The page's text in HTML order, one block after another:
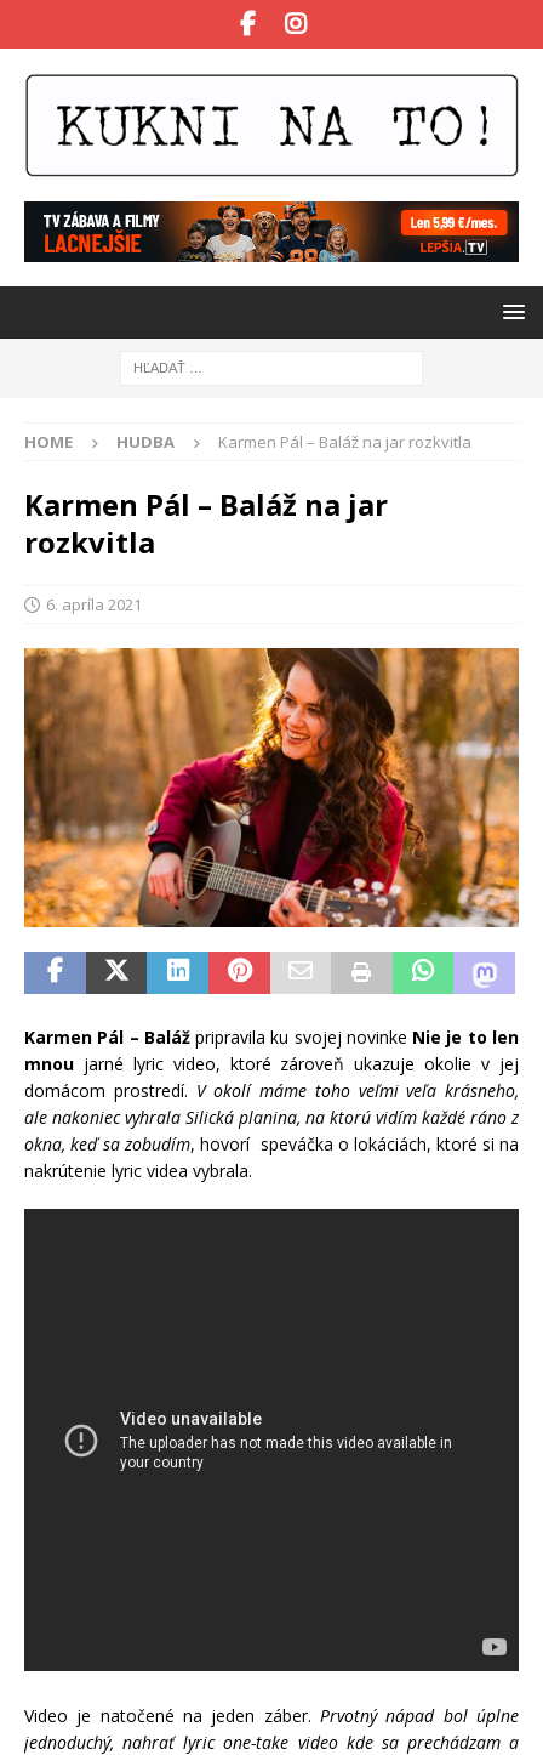
HOME HUDBA Karmen Pál – Baláž na jar rozkvitla
Karmen Pál – Baláž na jar
rozkvitla
6. apríla 2021
Karmen Pál – Balážpripravila ku svojej novinke Nie je to len
mnou jarné lyric video, ktoré zároveň ukazuje okolie v jej
domácom prostredí. V okolí máme toho veľmi veľa krásneho,
ale nakoniec vyhrala Silická planina, na ktorú vidím každé ráno z
okna, keď sa zobudím, hovorí speváčka o lokáciách, ktoré si na
nakrútenie lyric videa vybrala.
Video je natočené na jeden záber. Prvotný nápad bol úplne
jednoduchý, nahrať lyric one-take video kde sa prechádzam a